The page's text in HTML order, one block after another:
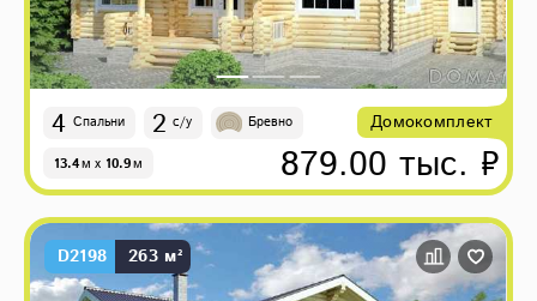
4 Спальни 2 с/у Бревно
13.4м x 10.9м
Домокомплект
879.00 тыс. ₽
D2198 263 м²